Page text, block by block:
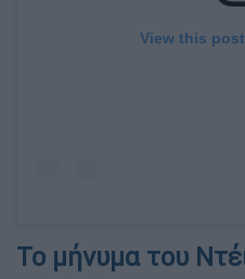
View this
Το μήνυμα του